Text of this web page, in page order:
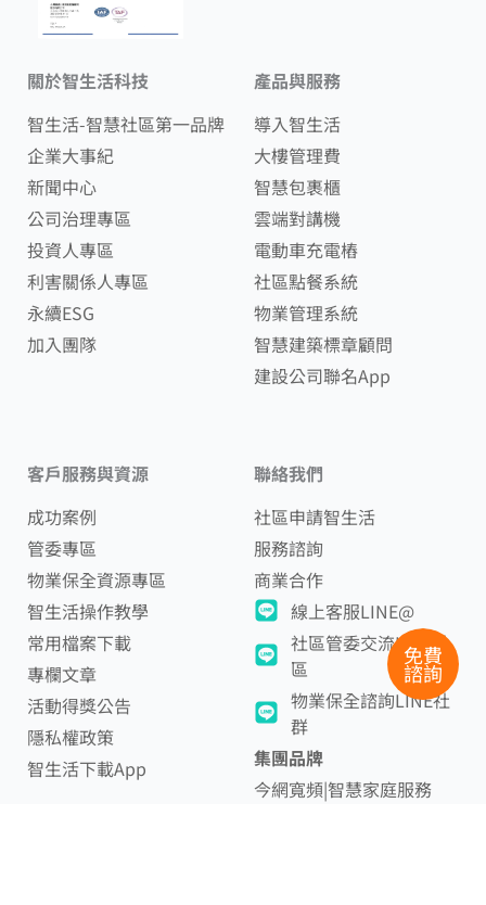
免費
諮詢
關於智生活科技
智生活-智慧社區第一品牌
企業大事紀
新聞中心
公司治理專區
投資人專區
利害關係人專區
永續ESG
加入團隊
產品與服務
導入智生活
大樓管理費
智慧包裹櫃
雲端對講機
電動車充電樁
社區點餐系統
物業管理系統
智慧建築標章顧問
建設公司聯名App
客戶服務與資源
成功案例
管委專區
物業保全資源專區
智生活操作教學
常用檔案下載
專欄文章
活動得獎公告
隱私權政策
智生活下載App
聯絡我們
社區申請智生活
服務諮詢
商業合作
線上客服LINE@
社區管委交流LINE社
區
物業保全諮詢LINE社
群
集團品牌
今網寬頻|智慧家庭服務